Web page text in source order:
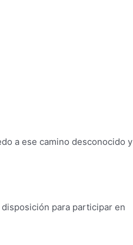
a ese camino desconocido y
para participar en